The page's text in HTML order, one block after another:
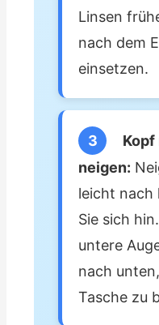
Linsen
nach dem
einsetzen.
3
neigen:
leicht nach
Sie sich
untere
nach
Tasche zu